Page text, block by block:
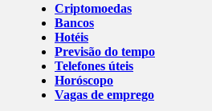
Criptomoedas
Bancos
Hotéis
Previsão do tempo
Telefones úteis
Horóscopo
Vagas de emprego